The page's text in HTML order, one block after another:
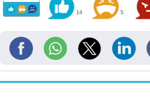
14 5